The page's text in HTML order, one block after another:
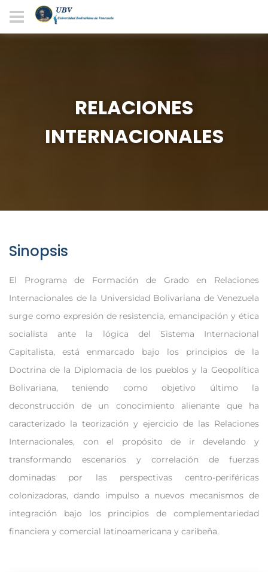
RELACIONES
INTERNACIONALES
Sinopsis
El Programa de Formación de Grado en Relaciones
Internacionales de la Universidad Bolivariana de Venezuela
surge como expresión de resistencia, emancipación y ética
socialista ante la lógica del Sistema Internacional
Capitalista, está enmarcado bajo los principios de la
Doctrina de la Diplomacia de los pueblos y la Geopolítica
Bolivariana, teniendo como objetivo último la
deconstrucción de un conocimiento alienante que ha
caracterizado la teorización y ejercicio de las Relaciones
Internacionales, con el propósito de ir develando y
transformando escenarios y correlación de fuerzas
dominadas por las perspectivas centro-periféricas
colonizadoras, dando impulso a nuevos mecanismos de
integración bajo los principios de complementariedad
financiera y comercial latinoamericana y caribeña.